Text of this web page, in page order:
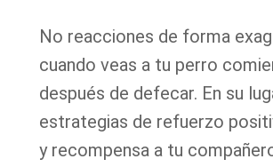
No reacciones de forma
cuando veas a tu perro
después de defecar. En su
estrategias de refuerzo
y recompensa a tu